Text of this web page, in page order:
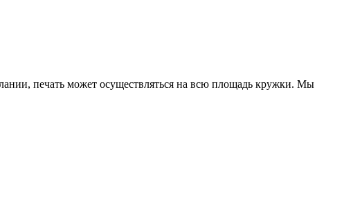
печать может осуществляться на всю площадь кружки. Мы